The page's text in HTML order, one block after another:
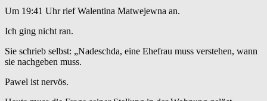
Um 19:41 Uhr rief Walentina Matwejewna an.
Ich ging nicht ran.
Sie schrieb selbst: „Nadeschda, eine Ehefrau muss verstehen, wann
sie nachgeben muss.
Pawel ist nervös.